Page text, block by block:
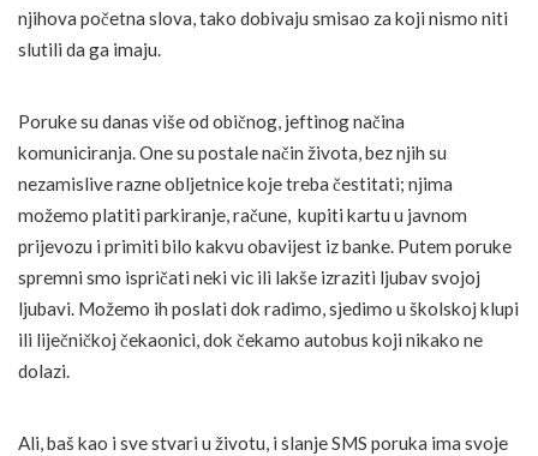
njihova početna slova, tako dobivaju smisao za koji nismo niti
slutili da ga imaju.
Poruke su danas više od običnog, jeftinog načina
komuniciranja. One su postale način života, bez njih su
nezamislive razne obljetnice koje treba čestitati; njima
možemo platiti parkiranje, račune, kupiti kartu u javnom
prijevozu i primiti bilo kakvu obavijest iz banke. Putem poruke
spremni smo ispričati neki vic ili lakše izraziti ljubav svojoj
ljubavi. Možemo ih poslati dok radimo, sjedimo u školskoj klupi
ili liječničkoj čekaonici, dok čekamo autobus koji nikako ne
dolazi.
Ali, baš kao i sve stvari u životu, i slanje SMS poruka ima svoje